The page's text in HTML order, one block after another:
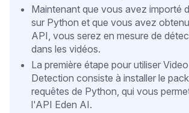
Maintenant que vous avez importé
sur Python et que vous avez
API, vous serez en mesure de
dans les vidéos.
La première étape pour utiliser
Detection consiste à installer le
requêtes de Python, qui vous
l'API Eden AI.